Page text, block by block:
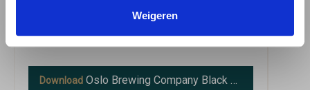
Weigeren
Meer over de bierstijl Stout.
Download Oslo Brewing Company Black Forest